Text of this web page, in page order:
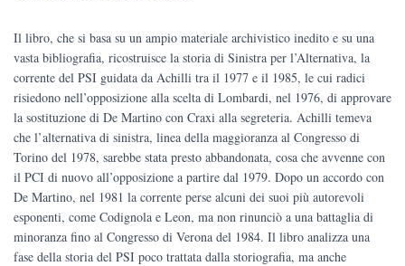
Il libro, che si basa su un ampio materiale archivistico inedito e su una
vasta bibliografia, ricostruisce la storia di Sinistra per l’Alternativa, la
corrente del PSI guidata da Achilli tra il 1977 e il 1985, le cui radici
risiedono nell’opposizione alla scelta di Lombardi, nel 1976, di approvare
la sostituzione di De Martino con Craxi alla segreteria. Achilli temeva
che l’alternativa di sinistra, linea della maggioranza al Congresso di
Torino del 1978, sarebbe stata presto abbandonata, cosa che avvenne con
il PCI di nuovo all’opposizione a partire dal 1979. Dopo un accordo con
De Martino, nel 1981 la corrente perse alcuni dei suoi più autorevoli
esponenti, come Codignola e Leon, ma non rinunciò a una battaglia di
minoranza fino al Congresso di Verona del 1984. Il libro analizza una
fase della storia del PSI poco trattata dalla storiografia, ma anche